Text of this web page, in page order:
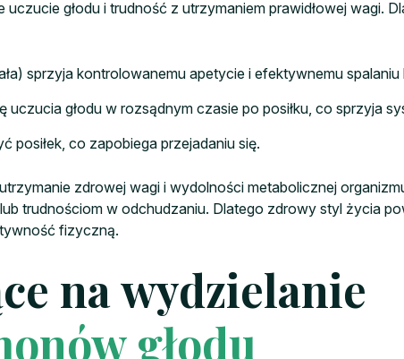
głodu i trudność z utrzymaniem prawidłowej wagi.
sprzyja kontrolowanemu apetycie i efektywnemu spalaniu
uczucia głodu w rozsądnym czasie po posiłku, co sprzyja
posiłek, co zapobiega przejadaniu się.
zdrowej wagi i wydolności metabolicznej
trudnościom w odchudzaniu. Dlatego zdrowy styl życia
fizyczną.
na wydzielanie
głodu